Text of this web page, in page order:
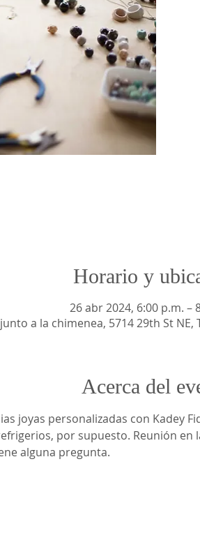
Horario y
26 abr 2024, 6:00 p.m. –
a la chimenea, 5714 29th St NE,
Acerca del
joyas personalizadas con Kadey
por supuesto. Reunión en
alguna pregunta.